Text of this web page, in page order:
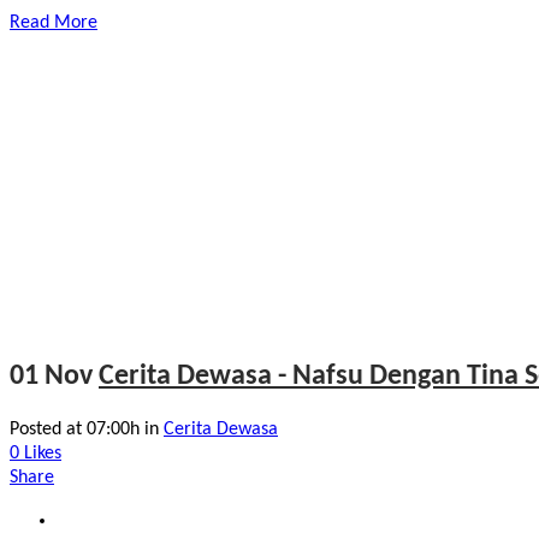
Read More
01 Nov Cerita Dewasa - Nafsu Dengan Tina
Posted at 07:00h in Cerita Dewasa
0 Likes
Share